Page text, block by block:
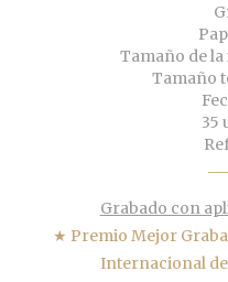
Tamaño de
Tamaño
35
Grabado con
★ Premio Mejor
Internacional